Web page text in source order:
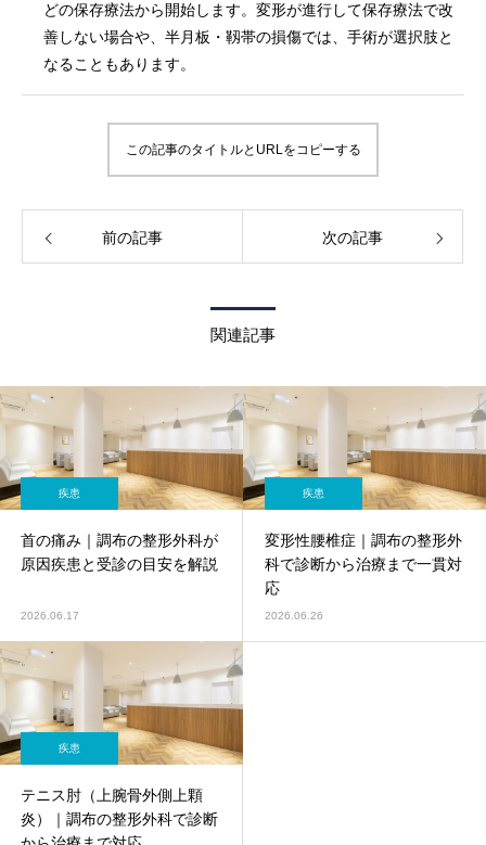
どの保存療法から開始します。変形が進行して保存療法で改
善しない場合や、半月板・靱帯の損傷では、手術が選択肢と
なることもあります。
この記事のタイトルとURLをコピーする
前の記事 次の記事
関連記事
疾患
首の痛み｜調布の整形外科が
原因疾患と受診の目安を解説
2026.06.17
疾患
変形性腰椎症｜調布の整形外
科で診断から治療まで一貫対
応
2026.06.26
疾患
テニス肘（上腕骨外側上顆
炎）｜調布の整形外科で診断